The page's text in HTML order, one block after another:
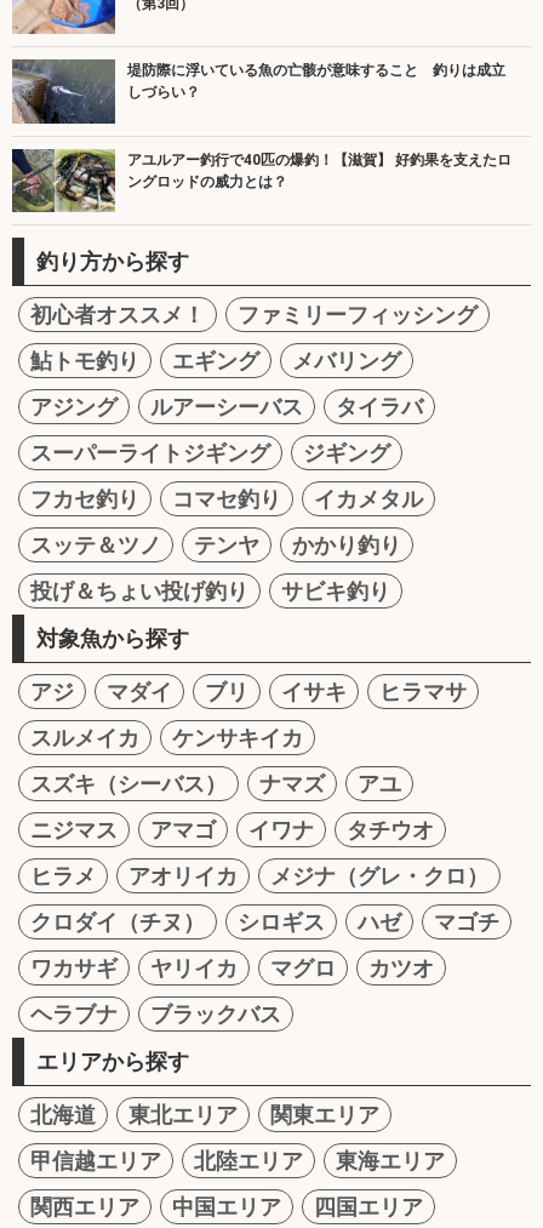
堤防際に浮いている魚の亡骸が意味すること 釣りは成立
しづらい？
アユルアー釣行で40匹の爆釣！【滋賀】 好釣果を支えたロ
ングロッドの威力とは？
釣り方から探す
初心者オススメ！
ファミリーフィッシング
鮎トモ釣り
エギング
メバリング
アジング
ルアーシーバス
タイラバ
スーパーライトジギング
ジギング
フカセ釣り
コマセ釣り
イカメタル
スッテ＆ツノ
テンヤ
かかり釣り
投げ＆ちょい投げ釣り
サビキ釣り
対象魚から探す
アジ マダイ ブリ イサキ
ヒラマサ
スルメイカ
ケンサキイカ
スズキ（シーバス）
ナマズ
アユ
ニジマス
アマゴ イワナ
タチウオ
ヒラメ
アオリイカ
メジナ（グレ・クロ）
クロダイ（チヌ）
シロギス ハゼ
マゴチ
ワカサギ
ヤリイカ マグロ
カツオ
ヘラブナ
ブラックバス
エリアから探す
北海道 東北エリア
関東エリア
甲信越エリア
北陸エリア
東海エリア
関西エリア
中国エリア
四国エリア